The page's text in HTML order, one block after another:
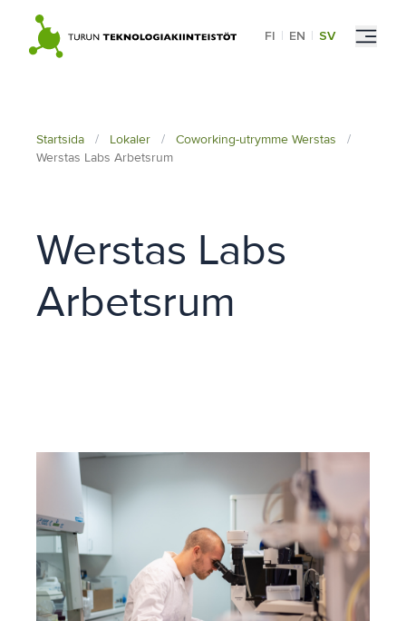
content
FI | EN | SV
Startsida / Lokaler / Coworking-utrymme Werstas
/
Werstas Labs Arbetsrum
Werstas Labs
Arbetsrum